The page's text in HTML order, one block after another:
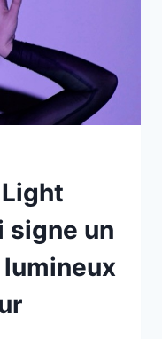
signe un
lumineux